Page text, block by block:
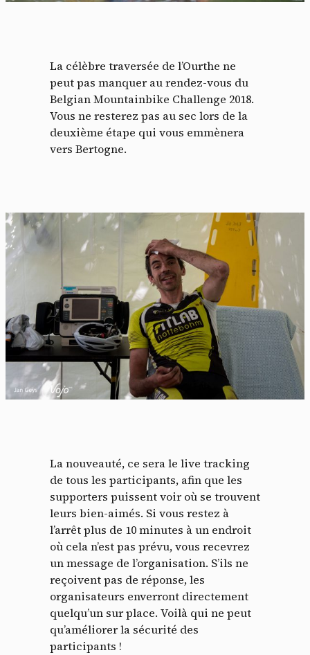
La célèbre traversée de l’Ourthe ne
peut pas manquer au rendez-vous du
Belgian Mountainbike Challenge 2018.
Vous ne resterez pas au sec lors de la
deuxième étape qui vous emmènera
vers Bertogne.
La nouveauté, ce sera le live tracking
de tous les participants, afin que les
supporters puissent voir où se trouvent
leurs bien-aimés. Si vous restez à
l’arrêt plus de 10 minutes à un endroit
où cela n’est pas prévu, vous recevrez
un message de l’organisation. S’ils ne
reçoivent pas de réponse, les
organisateurs enverront directement
quelqu’un sur place. Voilà qui ne peut
qu’améliorer la sécurité des
participants !